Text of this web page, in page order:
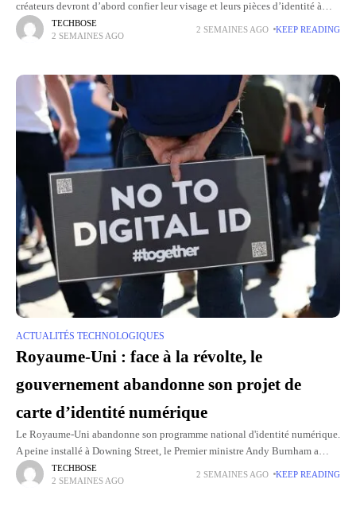
créateurs devront d’abord confier leur visage et leurs pièces d’identité à
TikTok. Ce paradoxe accompagne le lancement d'une fonction
TECHBOSE
2 SEMAINES AGO
2 SEMAINES AGO KEEP READING
ACTUALITÉS TECHNOLOGIQUES
Royaume-Uni : face à la révolte, le
gouvernement abandonne son projet de
carte d’identité numérique
Le Royaume-Uni abandonne son programme national d'identité numérique.
A peine installé à Downing Street, le Premier ministre Andy Burnham a
annoncé l'abandon du système lancé sous Keir Starmer, qui devait
TECHBOSE
2 SEMAINES AGO
2 SEMAINES AGO KEEP READING